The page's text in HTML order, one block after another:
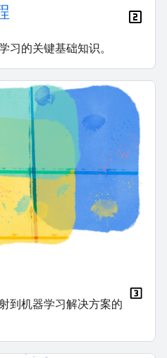
习的关键基础知识。
到机器学习解决方案的